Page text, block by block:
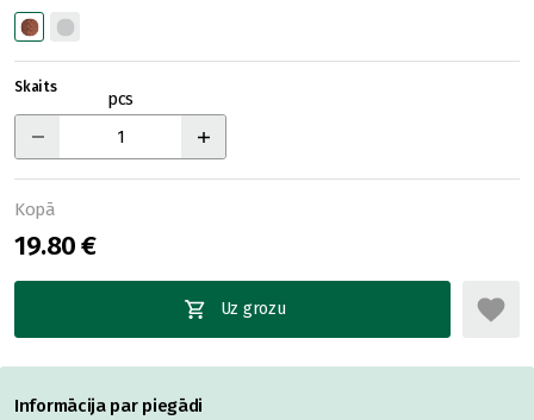
Skaits
pcs
Kopā
19.80 €
Uz grozu
Informācija par piegādi